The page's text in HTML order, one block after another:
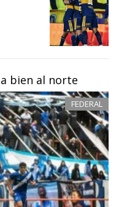
bien al norte
FEDERAL